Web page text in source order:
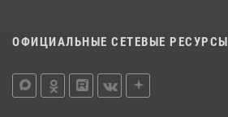
ОФИЦИАЛЬНЫЕ СЕТЕВЫЕ РЕСУРСЫ